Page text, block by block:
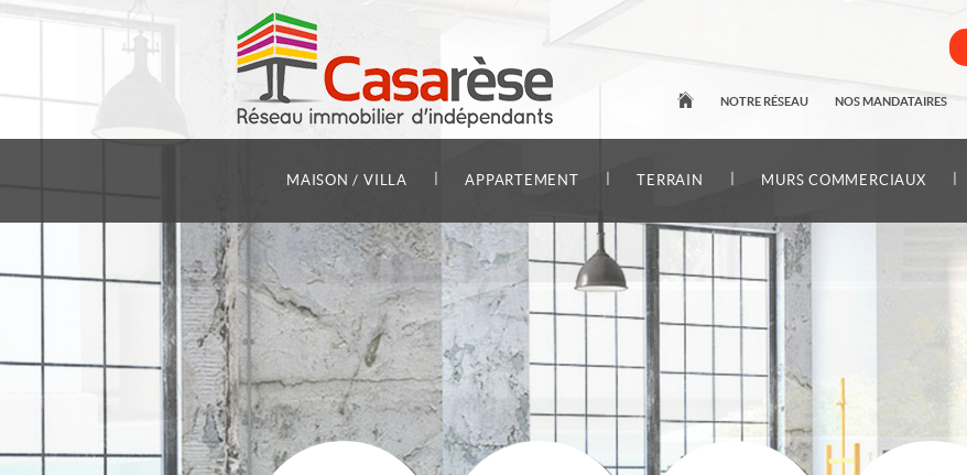
NOTRE RÉSEAU NOS MANDATAIRES
MAISON / VILLA APPARTEMENT TERRAIN MURS COMMERCIAUX